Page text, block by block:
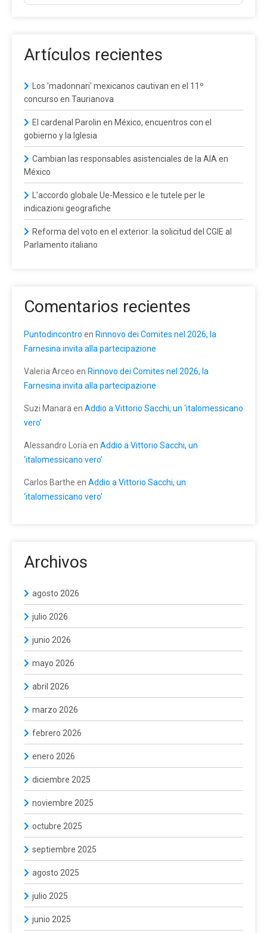
Artículos recientes
Los 'madonnari' mexicanos cautivan en el 11º
concurso en Taurianova
El cardenal Parolin en México, encuentros con el
gobierno y la Iglesia
Cambian las responsables asistenciales de la AIA en
México
L’accordo globale Ue-Messico e le tutele per le
indicazioni geografiche
Reforma del voto en el exterior: la solicitud del CGIE al
Parlamento italiano
Comentarios recientes
Puntodincontro en Rinnovo dei Comites nel 2026, la
Farnesina invita alla partecipazione
Valeria Arceo en Rinnovo dei Comites nel 2026, la
Farnesina invita alla partecipazione
Suzi Manara en Addio a Vittorio Sacchi, un ‘italomessicano
vero’
Alessandro Loria en Addio a Vittorio Sacchi, un
‘italomessicano vero’
Carlos Barthe en Addio a Vittorio Sacchi, un
‘italomessicano vero’
Archivos
agosto 2026
julio 2026
junio 2026
mayo 2026
abril 2026
marzo 2026
febrero 2026
enero 2026
diciembre 2025
noviembre 2025
octubre 2025
septiembre 2025
agosto 2025
julio 2025
junio 2025